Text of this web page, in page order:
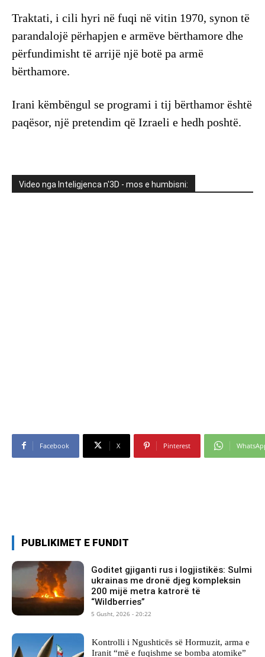
Traktati, i cili hyri në fuqi në vitin 1970, synon të
parandalojë përhapjen e armëve bërthamore dhe
përfundimisht të arrijë një botë pa armë
bërthamore.
Irani këmbëngul se programi i tij bërthamor është
paqësor, një pretendim që Izraeli e hedh poshtë.
Video nga Inteligjenca n'3D - mos e humbisni:
Facebook X Pinterest
PUBLIKIMET E FUNDIT
Goditet gjiganti rus i logjistikës: Sulmi
ukrainas me dronë djeg kompleksin
200 mijë metra katrorë të
“Wildberries”
5 Gusht, 2026 - 20:22
Kontrolli i Ngushticës së Hormuzit, arma e
Iranit “më e fuqishme se bomba atomike”